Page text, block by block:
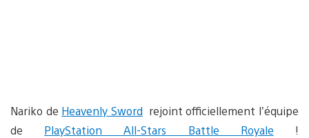
Nariko de Heavenly Sword rejoint officiellement l’équipe
de PlayStation All-Stars Battle Royale !